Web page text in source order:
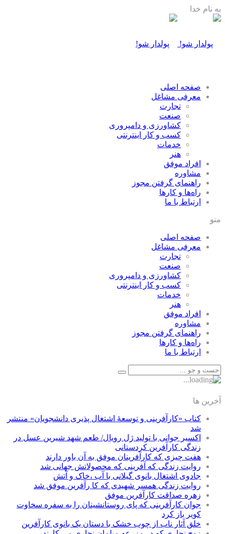
به نام خدا
صفحه اصلی
معرفی مشاغل
تجارت
صنعت
كشاورزی و دامپروری
كسب و كار اينترنتی
خدمات
هنر
افراد موفق
مشاوره
راهنمای گرفتن مجوز
راه‌ها و كارها
ارتباط با ما
منو
صفحه اصلی
معرفی مشاغل
تجارت
صنعت
كشاورزی و دامپروری
كسب و كار اينترنتی
خدمات
هنر
افراد موفق
مشاوره
راهنمای گرفتن مجوز
راه‌ها و كارها
ارتباط با ما
آخرین ها
کتاب «کارآفرینی و توسعۀ اشتغال پذیری دانشجویان» منتشر
شد
اکسیر جوانی با تولید ژل رویال/ طعم شهد شیرین عسل‌ در
زندگی کارآفرین کردستانی
هفت چیزی که کارآفرینان موفق به آن باور دارند
روایت زندگی که آفرینی که محصولاتش جهانی شد
جادوی اشتغال بانوی گیلانی با آب ،خاک و آتش
روایت زندگی همسر شهیدی که کا رآفرین موفق شد
زهره صداقت کارآفرین موفق
جوان کارآفرینی که پای روستانشینان را به سفره سخاوت
کویر باز کرد
خلق آثار ناب از چوب خشک با دستان یک بانوی کارآفرین